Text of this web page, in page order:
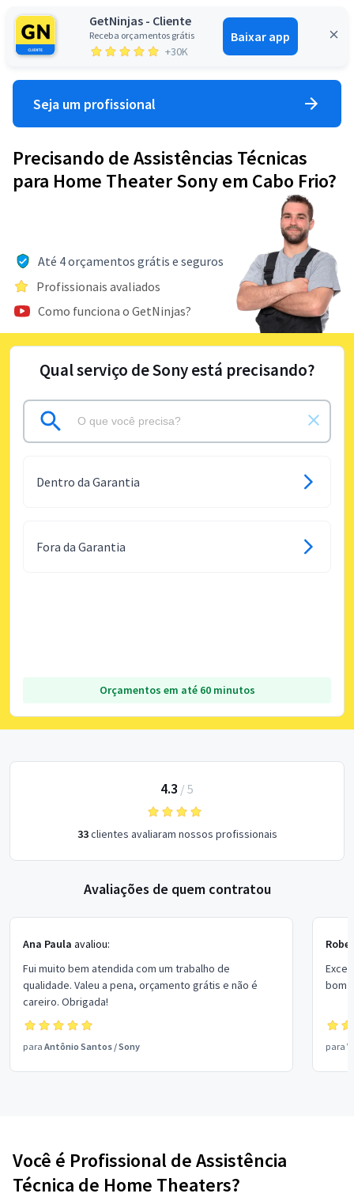
GetNinjas - Cliente
Receba orçamentos grátis
+30K
Baixar app
Entrar
Seja um profissional
Precisando de Assistências Técnicas
para Home Theater Sony em Cabo Frio?
Até 4 orçamentos grátis e seguros
Profissionais avaliados
Como funciona o GetNinjas?
Qual serviço de Sony está precisando?
Dentro da Garantia
Fora da Garantia
Orçamentos em até 60 minutos
4.3 / 5
33clientes avaliaram nossos profissionais
Avaliações de quem contratou
Ana Paula avaliou:
Fui muito bem atendida com um trabalho de
qualidade. Valeu a pena, orçamento grátis e não é
careiro. Obrigada!
para Antônio Santos /Sony
bom
para
Você é Profissional de Assistência
Técnica de Home Theaters?